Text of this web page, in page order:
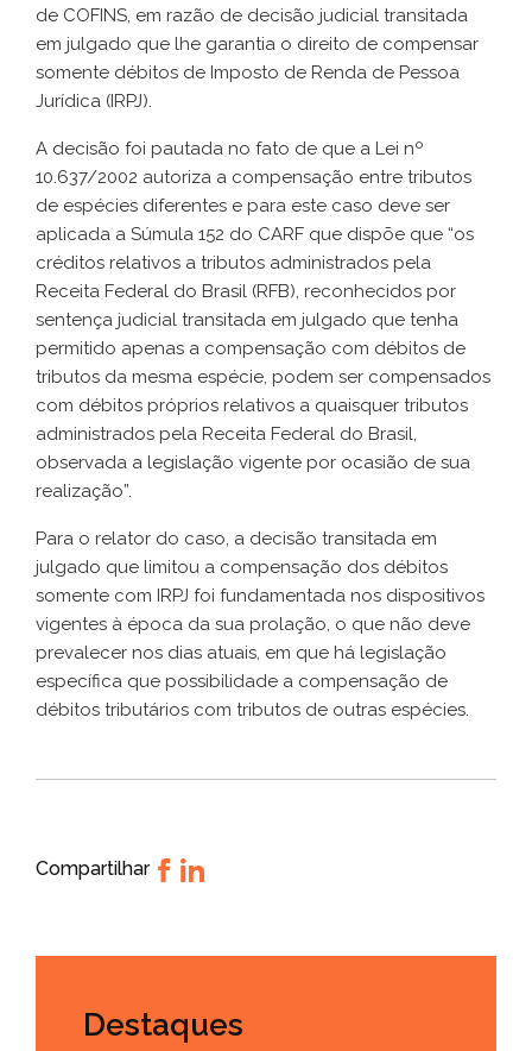
de COFINS, em razão de decisão judicial transitada
em julgado que lhe garantia o direito de compensar
somente débitos de Imposto de Renda de Pessoa
Jurídica (IRPJ).
A decisão foi pautada no fato de que a Lei nº
10.637/2002 autoriza a compensação entre tributos
de espécies diferentes e para este caso deve ser
aplicada a Súmula 152 do CARF que dispõe que “os
créditos relativos a tributos administrados pela
Receita Federal do Brasil (RFB), reconhecidos por
sentença judicial transitada em julgado que tenha
permitido apenas a compensação com débitos de
tributos da mesma espécie, podem ser compensados
com débitos próprios relativos a quaisquer tributos
administrados pela Receita Federal do Brasil,
observada a legislação vigente por ocasião de sua
realização”.
Para o relator do caso, a decisão transitada em
julgado que limitou a compensação dos débitos
somente com IRPJ foi fundamentada nos dispositivos
vigentes à época da sua prolação, o que não deve
prevalecer nos dias atuais, em que há legislação
específica que possibilidade a compensação de
débitos tributários com tributos de outras espécies.
Compartilhar
Destaques